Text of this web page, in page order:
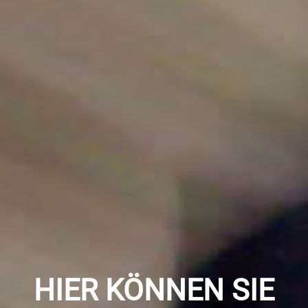
HIER KÖNNEN SIE